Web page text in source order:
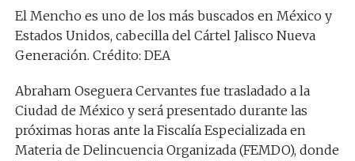
El Mencho es uno de los más buscados en México y
Estados Unidos, cabecilla del Cártel Jalisco Nueva
Generación. Crédito: DEA
Abraham Oseguera Cervantes fue trasladado a la
Ciudad de México y será presentado durante las
próximas horas ante la Fiscalía Especializada en
Materia de Delincuencia Organizada (FEMDO), donde